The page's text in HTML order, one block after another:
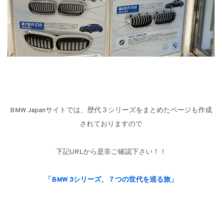
BMW Japanサイトでは、歴代３シリーズをまとめたページも作成
されておりますので
下記URLから是非ご確認下さい！！
「BMW 3シリーズ、７つの世代を巡る旅」